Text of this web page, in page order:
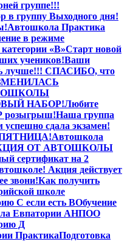
группе!!!
в группу Выходного дня!
Автошкола Практика
в режиме
«B»Старт новой
учеников!Ваши
лучше!!! СПАСИБО, что
НАБОР!Любите
розыгрыш!Наша группа
успешно сдала экзамен!
ПЯТНИЦА!Автошкола
ОТ АВТОШКОЛЫ
сертификат на 2
Акция действует
звони!Как получить
школе
C если есть BОбучение
Евпатории АНПОО
Д
ПрактикаПодготовка